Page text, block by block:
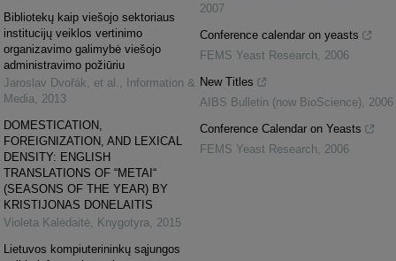
Bibliotekų kaip viešojo sektoriaus
institucijų veiklos vertinimo
organizavimo galimybė viešojo
administravimo požiūriu
Jaroslav Dvořák, et al. ,
Information &
Media, 2013
DOMESTICATION,
FOREIGNIZATION, AND LEXICAL
DENSITY: ENGLISH
TRANSLATIONS OF “METAI“
(SEASONS OF THE YEAR) BY
KRISTIJONAS DONELAITIS
Violeta Kalėdaitė, Knygotyra, 2015
Lietuvos kompiuterininkų sąjungos
2007
Conference calendar on yeasts
FEMS Yeast Research, 2006
New Titles
AIBS Bulletin (now BioScience), 2006
Conference Calendar on Yeasts
FEMS Yeast Research, 2006